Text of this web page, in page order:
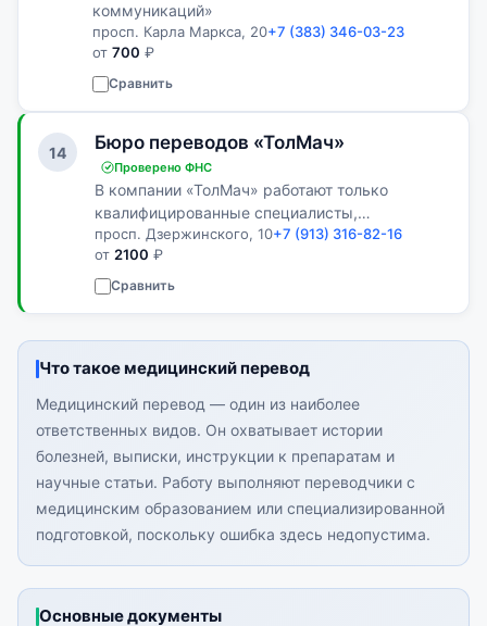
коммуникаций»
просп. Карла Маркса, 20+7 (383) 346-03-23
от 700 ₽
Сравнить
14 Бюро переводов «ТолМач»
Проверено ФНС
В компании «ТолМач» работают только
квалифицированные специалисты,
доказавшие свою прибыль.
просп. Дзержинского, 10+7 (913) 316-82-16
от 2100 ₽
Сравнить
Что такое медицинский перевод
Медицинский перевод — один из наиболее
ответственных видов. Он охватывает истории
болезней, выписки, инструкции к препаратам и
научные статьи. Работу выполняют переводчики с
медицинским образованием или специализированной
подготовкой, поскольку ошибка здесь недопустима.
Основные документы